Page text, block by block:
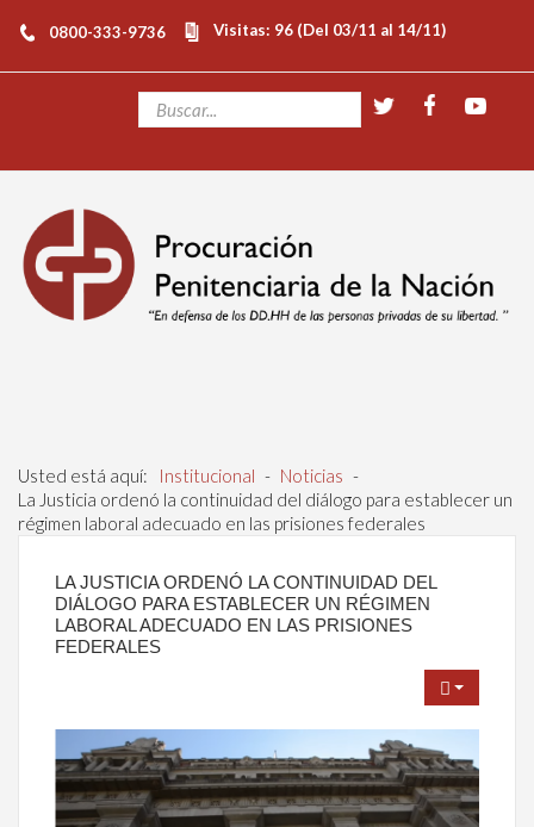
0800-333-9736 Visitas: 96 (Del 03/11 al 14/11)
Usted está aquí: Institucional - Noticias -
La Justicia ordenó la continuidad del diálogo para establecer un
régimen laboral adecuado en las prisiones federales
LA JUSTICIA ORDENÓ LA CONTINUIDAD DEL
DIÁLOGO PARA ESTABLECER UN RÉGIMEN
LABORAL ADECUADO EN LAS PRISIONES
FEDERALES